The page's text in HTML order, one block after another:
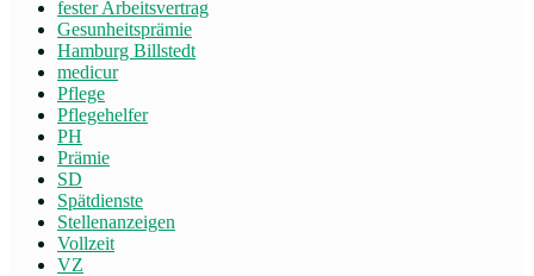
fester Arbeitsvertrag
Gesunheitsprämie
Hamburg Billstedt
medicur
Pflege
Pflegehelfer
PH
Prämie
SD
Spätdienste
Stellenanzeigen
Vollzeit
VZ